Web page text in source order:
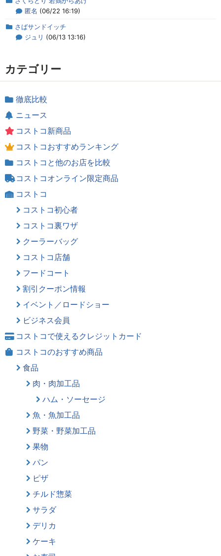
匿名 (06/22 16:19)
さばサンドイッチ
ジュリ (06/13 13:16)
カテゴリー
徹底比較
ニュース
コストコ新商品
コストコおすすめランキング
コストコと他のお店を比較
コストコオンライン限定商品
コストコ
コストコ初心者
コストコ裏ワザ
クーラーバッグ
コストコ店舗
フードコート
割引クーポン情報
イベント／ロードショー
ビジネス会員
コストコで使えるクレジットカード
コストコのおすすめ商品
食品
肉・肉加工品
ハム・ソーセージ
魚・魚加工品
野菜・野菜加工品
果物
パン
ピザ
チルド惣菜
サラダ
デリカ
ケーキ